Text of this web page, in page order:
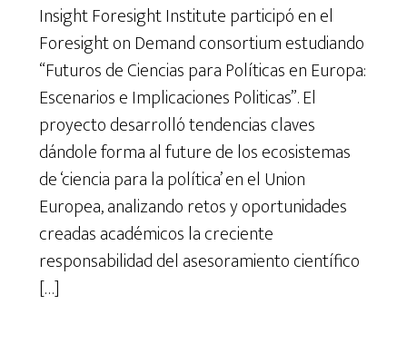
Insight Foresight Institute participó en el
Foresight on Demand consortium estudiando
“Futuros de Ciencias para Políticas en Europa:
Escenarios e Implicaciones Politicas”. El
proyecto desarrolló tendencias claves
dándole forma al future de los ecosistemas
de ‘ciencia para la política’ en el Union
Europea, analizando retos y oportunidades
creadas académicos la creciente
responsabilidad del asesoramiento científico
[…]